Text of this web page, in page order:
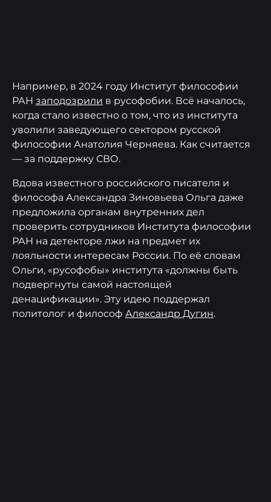
Например, в 2024 году Институт философии
РАН заподозрили в русофобии. Всё началось,
когда стало известно о том, что из института
уволили заведующего сектором русской
философии Анатолия Черняева. Как считается
— за поддержку СВО.
Вдова известного российского писателя и
философа Александра Зиновьева Ольга даже
предложила органам внутренних дел
проверить сотрудников Института философии
РАН на детекторе лжи на предмет их
лояльности интересам России. По её словам
Ольги, «русофобы» института «должны быть
подвергнуты самой настоящей
денацификации». Эту идею поддержал
политолог и философ Александр Дугин.